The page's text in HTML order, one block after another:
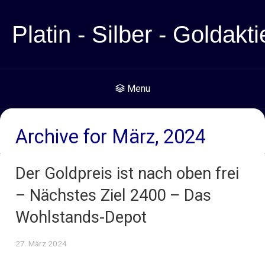
Platin - Silber -
Menu
Archive for März, 2024
Der Goldpreis ist nach oben frei
– Nächstes Ziel 2400 – Das
Wohlstands-Depot
27. März 2024